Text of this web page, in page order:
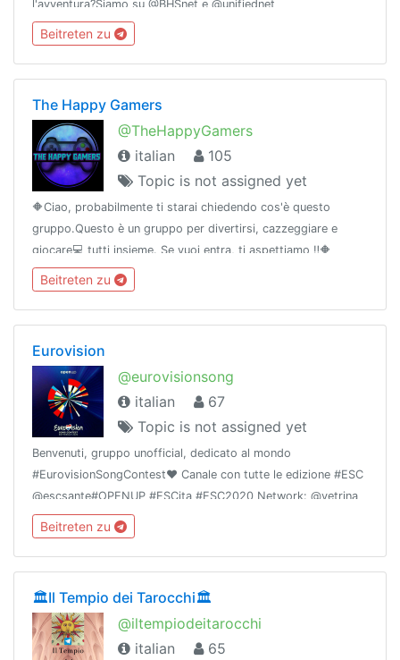
l'avventura?Siamo su @BHSnet e @unifiednet
Beitreten zu
The Happy Gamers
@TheHappyGamers
italian
105
Topic is not assigned yet
🔶Ciao, probabilmente ti starai chiedendo cos'è questo
gruppo.Questo è un gruppo per divertirsi, cazzeggiare e
giocare💻 tutti insieme. Se vuoi entra, ti aspettiamo ‼️🔶
Beitreten zu
Eurovision
@eurovisionsong
italian
67
Topic is not assigned yet
Benvenuti, gruppo unofficial, dedicato al mondo
#EurovisionSongContest❤️ Canale con tutte le edizione #ESC
@escsante#OPENUP #ESCita #ESC2020 Network: @vetrina
#TeleAggregati🚩Membro di @LaMusaNetwork 📚
Beitreten zu
🏛Il Tempio dei Tarocchi🏛
@iltempiodeitarocchi
italian
65